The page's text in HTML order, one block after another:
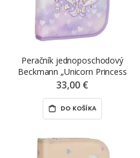
Peračník jednoposchodový
Beckmann „Unicorn Princess
Purple“, plný
33,00 €
DO KOŠÍKA